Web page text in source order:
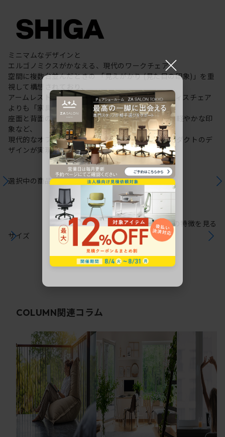
ミニマムなデザインと
エルゴノミクスがかなえる、現代のワークチェア
空間に複数台並んだときの 「見えがかり (見た目の印象)」を重
視して構想されており、
アームレストや背面のシルエットがもたらす、オフィスチェア
よりも「家具」らしい落ち着いた表情、
座面と背面の分割やラインが視覚的に与える空間の軽やかな印
象など、
現代的なオフィスのあり方・働き方を提案するプロダクトのデ
ザインが実現しました。
選択中の商品情報保証注意事項
サイズ
シリーズの特徴を見る
COLUMN関連コラム
×